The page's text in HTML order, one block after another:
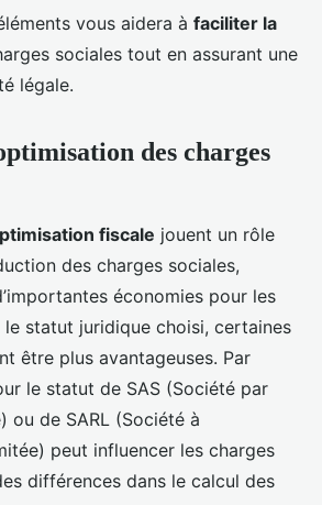
vous aidera à faciliter la
sociales tout en assurant une
légale.
des charges
fiscale jouent un rôle
des charges sociales,
économies pour les
le statut juridique choisi, certaines
être plus avantageuses. Par
le statut de SAS (Société par
ou de SARL (Société à
peut influencer les charges
différences dans le calcul des